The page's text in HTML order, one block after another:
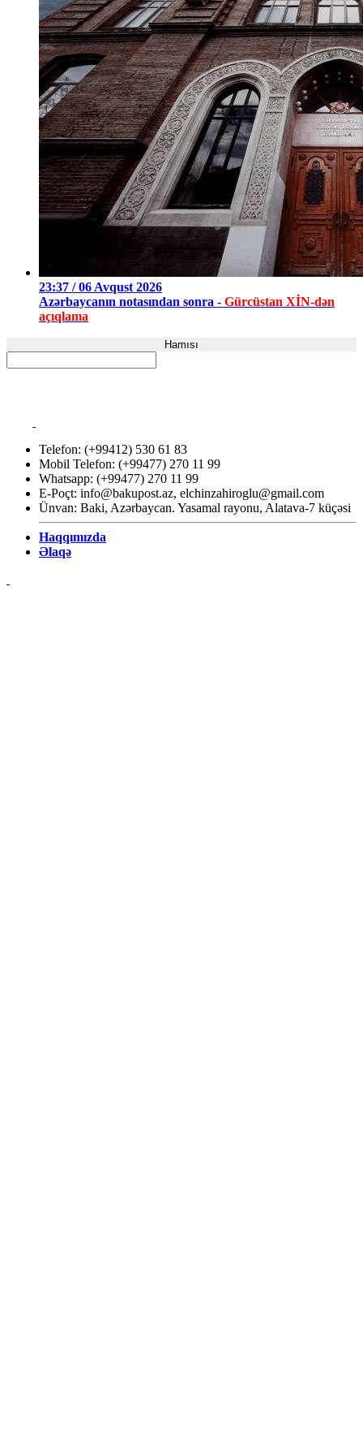
23:37 / 06 Avqust 2026
Azərbaycanın notasından sonra - Gürcüstan XİN-dən
açıqlama
Hamısı
Telefon: (+99412) 530 61 83
Mobil Telefon: (+99477) 270 11 99
Whatsapp: (+99477) 270 11 99
E-Poçt: info@bakupost.az, elchinzahiroglu@gmail.com
Ünvan: Baki, Azərbaycan. Yasamal rayonu, Alatava-7 küçəsi
Haqqımızda
Əlaqə